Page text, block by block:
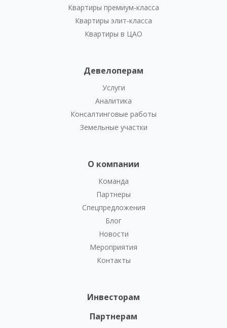
Квартиры премиум-класса
Квартиры элит-класса
Квартиры в ЦАО
Девелоперам
Услуги
Аналитика
Консалтинговые работы
Земельные участки
О компании
Команда
Партнеры
Спецпредложения
Блог
Новости
Мероприятия
Контакты
Инвесторам
Партнерам